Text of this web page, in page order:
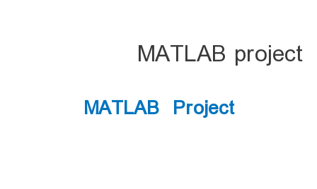
MATLAB project
MATLAB Project